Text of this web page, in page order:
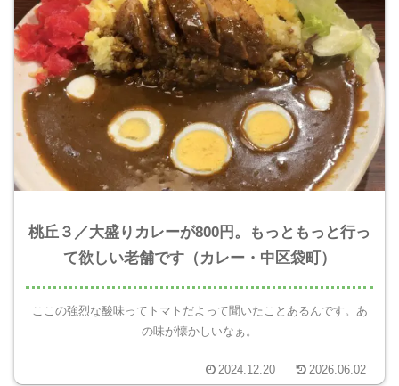
桃丘３／大盛りカレーが800円。もっともっと行っ
て欲しい老舗です（カレー・中区袋町）
ここの強烈な酸味ってトマトだよって聞いたことあるんです。あ
の味が懐かしいなぁ。
2024.12.20 2026.06.02